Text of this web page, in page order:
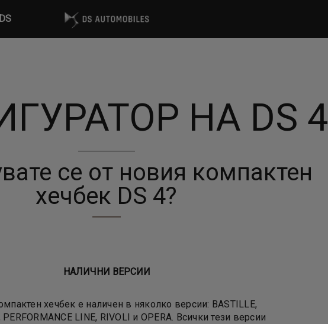
НА DS 4
се от новия компактен
хечбек DS 4?
НАЛИЧНИ ВЕРСИИ
хечбек е наличен в няколко версии: BASTILLE,
PERFORMANCE LINE, RIVOLI и OPERA. Всички тези версии